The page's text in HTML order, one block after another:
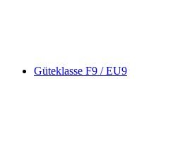
Güteklasse F9 / EU9